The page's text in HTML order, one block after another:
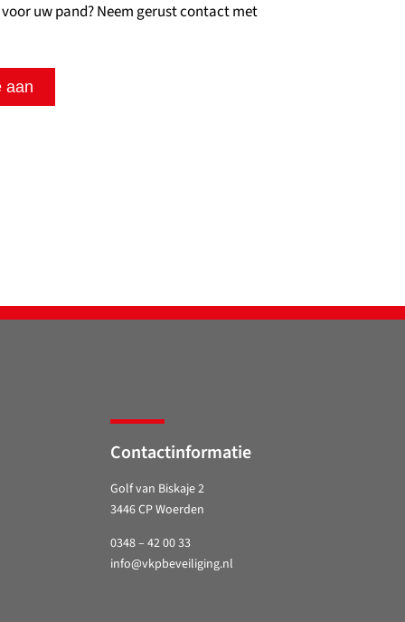
uw pand? Neem gerust contact met
aan
Contactinformatie
Golf van Biskaje 2
3446 CP Woerden
0348 – 42 00 33
info@vkpbeveiliging.nl